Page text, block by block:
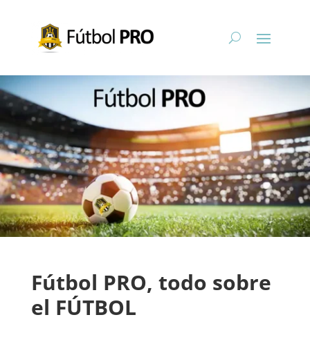
Fútbol PRO, todo sobre
el FÚTBOL